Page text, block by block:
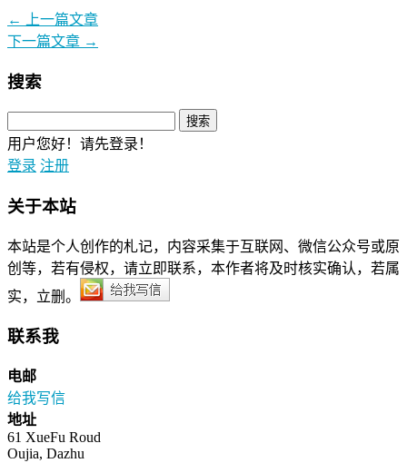
←
上一篇文章
下一篇文章 →
搜索
用户您好！请先登录！
登录 注册
关于本站
本站是个人创作的札记，内容采集于互联网、微信公众号或原
创等，若有侵权，请立即联系，本作者将及时核实确认，若属
实，立删。
联系我
电邮
给我写信
地址
61 XueFu Roud
Oujia, Dazhu